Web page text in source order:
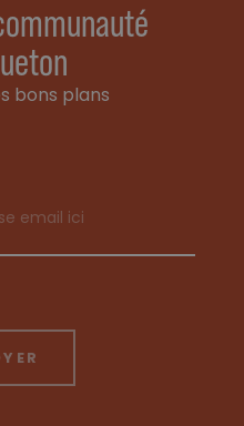
bons plans